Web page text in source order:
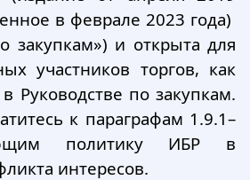
в феврале 2023 года)
закупкам») и открыта для
участников торгов, как
Руководстве по закупкам.
к параграфам 1.9.1–
политику ИБР в
интересов.